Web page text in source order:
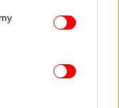
You may click to
party tags to
in below Google